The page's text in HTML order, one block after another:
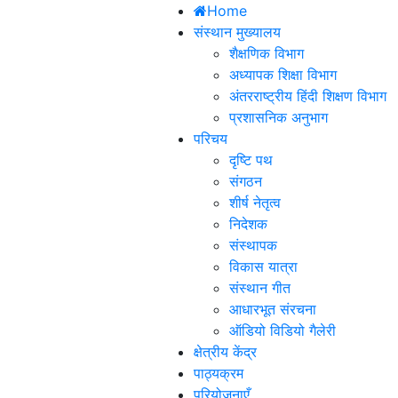
Home
संस्थान मुख्यालय
शैक्षणिक विभाग
अध्यापक शिक्षा विभाग
अंतरराष्ट्रीय हिंदी शिक्षण विभाग
प्रशासनिक अनुभाग
परिचय
दृष्टि पथ
संगठन
शीर्ष नेतृत्व
निदेशक
संस्थापक
विकास यात्रा
संस्थान गीत
आधारभूत संरचना
ऑडियो विडियो गैलेरी
क्षेत्रीय केंद्र
पाठ्यक्रम
परियोजनाएँ